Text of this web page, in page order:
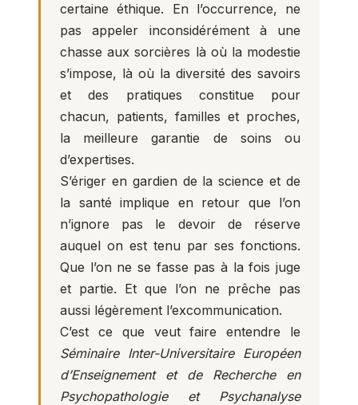
certaine éthique. En l’occurrence, ne
pas appeler inconsidérément à une
chasse aux sorcières là où la modestie
s’impose, là où la diversité des savoirs
et des pratiques constitue pour
chacun, patients, familles et proches,
la meilleure garantie de soins ou
d’expertises.
S’ériger en gardien de la science et de
la santé implique en retour que l’on
n’ignore pas le devoir de réserve
auquel on est tenu par ses fonctions.
Que l’on ne se fasse pas à la fois juge
et partie. Et que l’on ne prêche pas
aussi légèrement l’excommunication.
C’est ce que veut faire entendre le
Séminaire Inter-Universitaire Européen
d’Enseignement et de Recherche en
Psychopathologie et Psychanalyse